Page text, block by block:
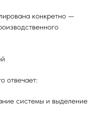
конкретно —
отвечает:
системы и выделение